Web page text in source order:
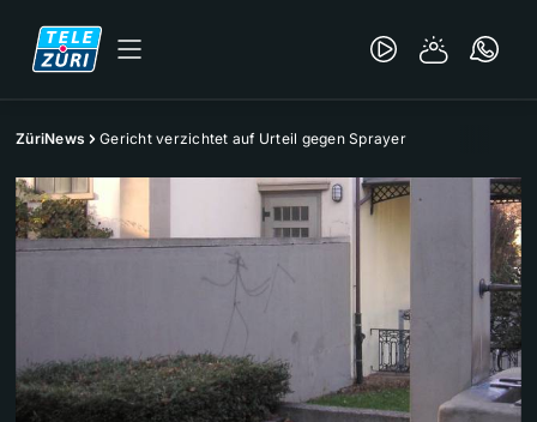
ZüriNews Gericht verzichtet auf Urteil gegen Sprayer